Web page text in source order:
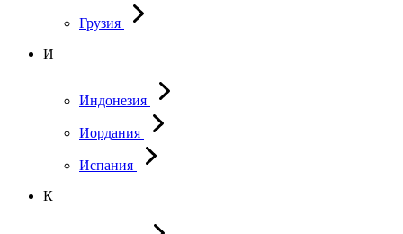
Грузия
И
Индонезия
Иордания
Испания
К